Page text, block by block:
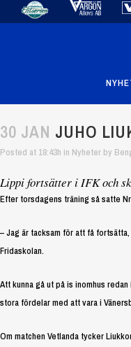
30 JAN JUHO
Posted at 18:43h in Nyheter by
Lippi fortsätter i IFK och
Efter torsdagens träning så satte
– Jag är tacksam för att få
Fridaskolan.
Att kunna gå ut på is inomhus
stora fördelar med att vara i
Om matchen Vetlanda tycker